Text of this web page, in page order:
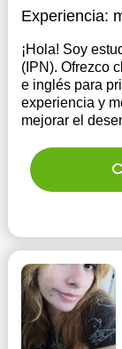
Experiencia:
¡Hola! Soy
(IPN). Ofrezco
e inglés para
experiencia y
mejorar el